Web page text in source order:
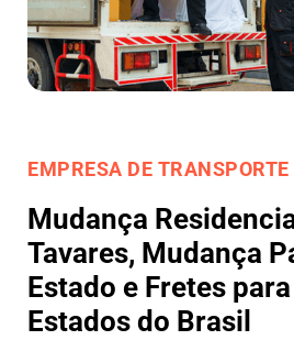
EMPRESA DE
Mudança
Tavares, Mudança
Estado e Fretes
Estados do Brasil